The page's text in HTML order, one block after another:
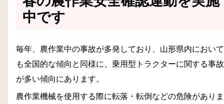
中です
毎年、農作業中の事故が多発しており、山形県内において
も全国的な傾向と同様に、乗用型トラクターに関する事故
が多い傾向にあります。
農作業機械を使用する際に転落・転倒などの危険がありま